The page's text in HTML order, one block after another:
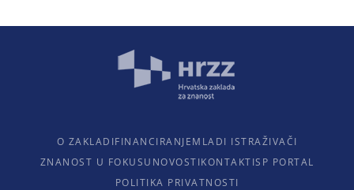
O ZAKLADIFINANCIRANJEMLADI ISTRAŽIVAČI
ZNANOST U FOKUSU NOVOSTIKONTAKTISP PORTAL
POLITIKA PRIVATNOSTI